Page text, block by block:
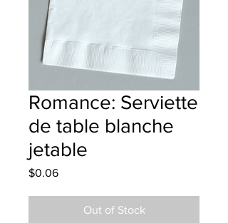
Romance: Serviette
de table blanche
jetable
$0.06Price
Out of Stock